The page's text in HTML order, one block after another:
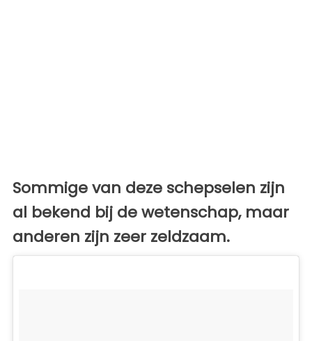
Sommige van deze schepselen zijn
al bekend bij de wetenschap, maar
anderen zijn zeer zeldzaam.